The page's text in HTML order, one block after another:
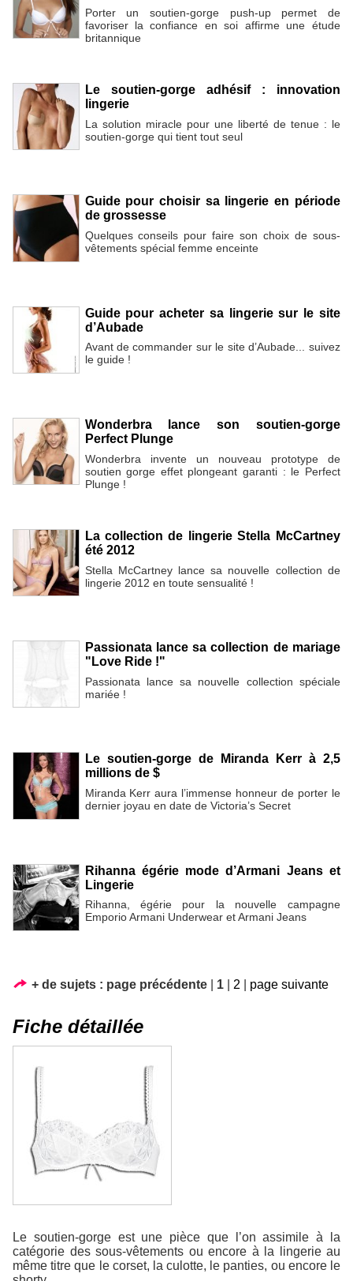
Porter un soutien-gorge push-up permet de
favoriser la confiance en soi affirme une étude
britannique
Le soutien-gorge adhésif : innovation
lingerie
La solution miracle pour une liberté de tenue : le
soutien-gorge qui tient tout seul
Guide pour choisir sa lingerie en période
de grossesse
Quelques conseils pour faire son choix de sous-
vêtements spécial femme enceinte
Guide pour acheter sa lingerie sur le site
d’Aubade
Avant de commander sur le site d’Aubade... suivez
le guide !
Wonderbra lance son soutien-gorge
Perfect Plunge
Wonderbra invente un nouveau prototype de
soutien gorge effet plongeant garanti : le Perfect
Plunge !
La collection de lingerie Stella McCartney
été 2012
Stella McCartney lance sa nouvelle collection de
lingerie 2012 en toute sensualité !
Passionata lance sa collection de mariage
"Love Ride !"
Passionata lance sa nouvelle collection spéciale
mariée !
Le soutien-gorge de Miranda Kerr à 2,5
millions de $
Miranda Kerr aura l’immense honneur de porter le
dernier joyau en date de Victoria’s Secret
Rihanna égérie mode d’Armani Jeans et
Lingerie
Rihanna, égérie pour la nouvelle campagne
Emporio Armani Underwear et Armani Jeans
+ de sujets : page précédente 1 2 page suivante
Fiche détaillée
Le soutien-gorge est une pièce que l’on assimile à la
catégorie des sous-vêtements ou encore à la lingerie au
même titre que le corset, la culotte, le panties, ou encore le